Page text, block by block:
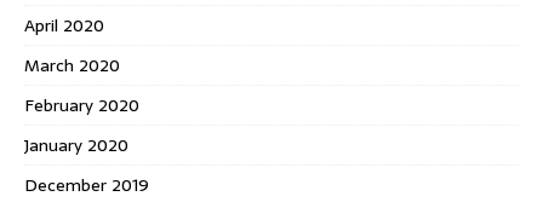
April 2020
March 2020
February 2020
January 2020
December 2019